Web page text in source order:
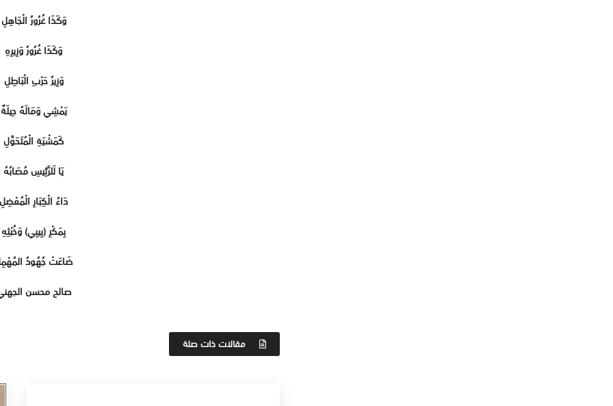
وَكَذَا غُرُورُ الْجَاهِلِ
وَكَذَا غُرُورُ وَزِيرِهِ
وَزِيرُ حَرْبِ الْبَاطِلِ
يَمْشِي وَمَالَهُ حِيلَةٌ
كَمَشْيَةِ الْمُتَحَوِّلِ
يَا لَلرَّئِيسِ مُصَابُهُ
دَاءُ الْكِبَارِ الْمُعْضِلِ
بِمَكْرِ (بِيبِي) وَخُبْثِهِ
ضَاعَتْ جُهُودُ
صالح محسن
مقالات ذات صلة